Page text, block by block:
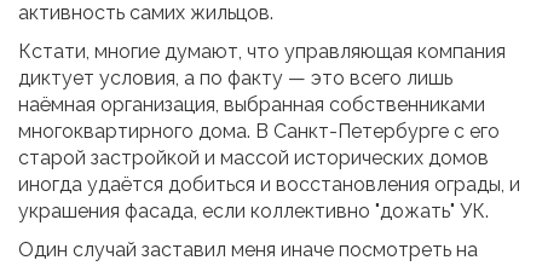
активность самих жильцов.
Кстати, многие думают, что управляющая компания
диктует условия, а по факту — это всего лишь
наёмная организация, выбранная собственниками
многоквартирного дома. В Санкт-Петербурге с его
старой застройкой и массой исторических домов
иногда удаётся добиться и восстановления ограды, и
украшения фасада, если коллективно "дожать" УК.
Один случай заставил меня иначе посмотреть на